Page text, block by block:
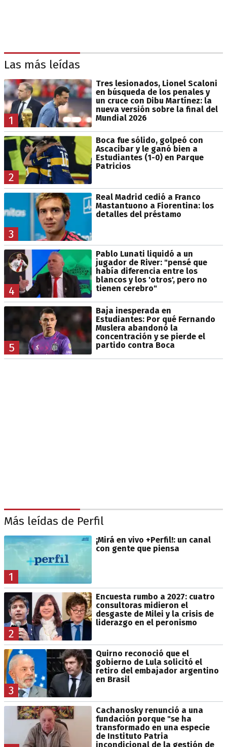
Las más leídas
1
Tres lesionados, Lionel Scaloni
en búsqueda de los penales y
un cruce con Dibu Martínez: la
nueva versión sobre la final del
Mundial 2026
2
Boca fue sólido, golpeó con
Ascacibar y le ganó bien a
Estudiantes (1-0) en Parque
Patricios
3
Real Madrid cedió a Franco
Mastantuono a Fiorentina: los
detalles del préstamo
4
Pablo Lunati liquidó a un
jugador de River: "pensé que
había diferencia entre los
blancos y los 'otros', pero no
tienen cerebro"
5
Baja inesperada en
Estudiantes: Por qué Fernando
Muslera abandonó la
concentración y se pierde el
partido contra Boca
Más leídas de Perfil
1
¡Mirá en vivo +Perfil!: un canal
con gente que piensa
2
Encuesta rumbo a 2027: cuatro
consultoras midieron el
desgaste de Milei y la crisis de
liderazgo en el peronismo
3
Quirno reconoció que el
gobierno de Lula solicitó el
retiro del embajador argentino
en Brasil
Cachanosky renunció a una
fundación porque "se ha
transformado en una especie
de Instituto Patria
incondicional de la gestión de